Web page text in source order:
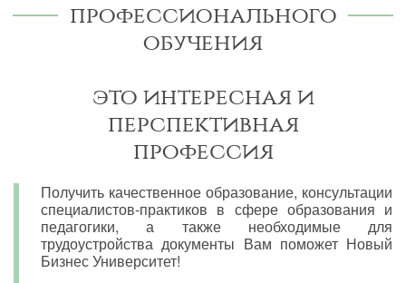
профессионального
обучения
это интересная и
перспективная
профессия
Получить качественное образование, консультации
специалистов-практиков в сфере образования и
педагогики, а также необходимые для
трудоустройства документы Вам поможет Новый
Бизнес Университет!